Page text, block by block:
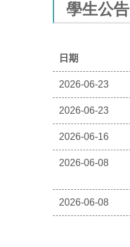
學生公告
日期
2026-06-23
2026-06-23
2026-06-16
2026-06-08
2026-06-08